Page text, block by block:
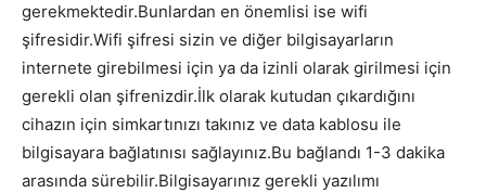
gerekmektedir.Bunlardan en önemlisi ise wifi
şifresidir.Wifi şifresi sizin ve diğer bilgisayarların
internete girebilmesi için ya da izinli olarak girilmesi için
gerekli olan şifrenizdir.İlk olarak kutudan çıkardığını
cihazın için simkartınızı takınız ve data kablosu ile
bilgisayara bağlatınısı sağlayınız.Bu bağlandı 1-3 dakika
arasında sürebilir.Bilgisayarınız gerekli yazılımı